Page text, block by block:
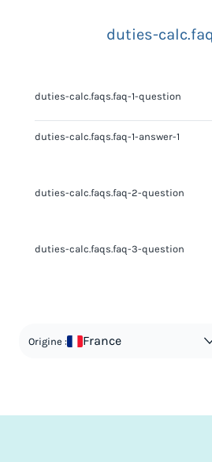
duties-
duties-calc.faqs.faq-1-question
duties-calc.faqs.faq-1-answer-1
duties-calc.faqs.faq-2-question
duties-calc.faqs.faq-3-question
Origine : France